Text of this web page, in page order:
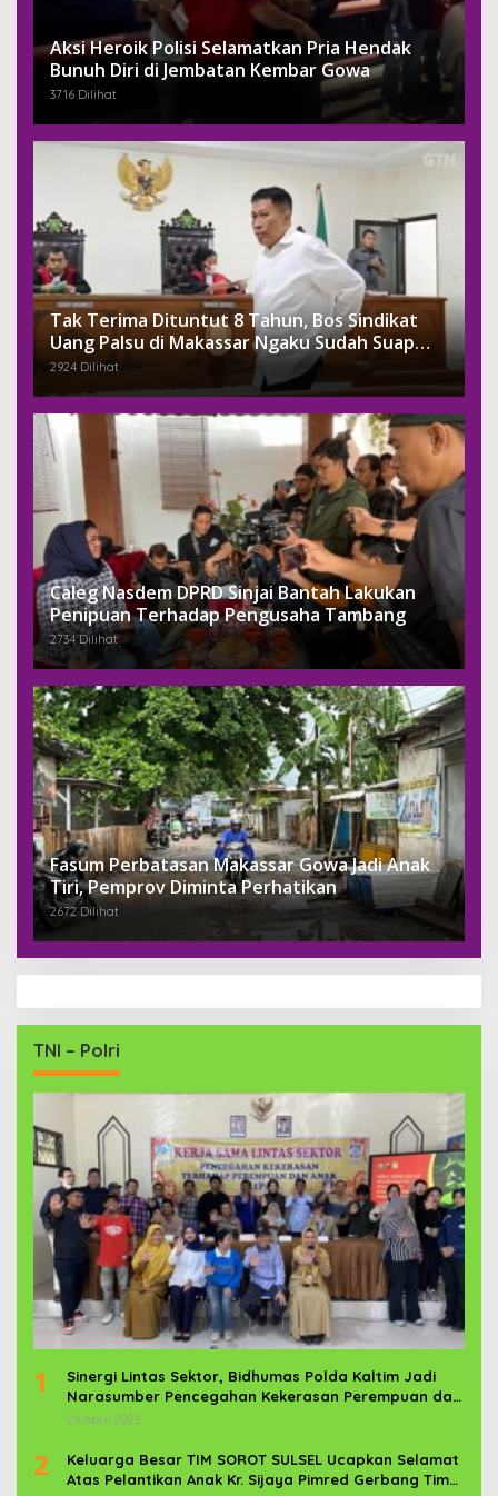
Aksi Heroik Polisi Selamatkan Pria Hendak
Bunuh Diri di Jembatan Kembar Gowa
3716 Dilihat
Tak Terima Dituntut 8 Tahun, Bos Sindikat
Uang Palsu di Makassar Ngaku Sudah Suap
Jaksa Dengan Miliaran
2924 Dilihat
Caleg Nasdem DPRD Sinjai Bantah Lakukan
Penipuan Terhadap Pengusaha Tambang
2734 Dilihat
Fasum Perbatasan Makassar Gowa Jadi Anak
Tiri, Pemprov Diminta Perhatikan
2672 Dilihat
TNI – Polri
1
Sinergi Lintas Sektor, Bidhumas Polda Kaltim Jadi
Narasumber Pencegahan Kekerasan Perempuan dan
Anak
29 April 2026
2
Keluarga Besar TIM SOROT SULSEL Ucapkan Selamat
Atas Pelantikan Anak Kr. Sijaya Pimred Gerbang Timur